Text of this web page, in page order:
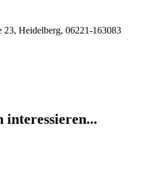
23, Heidelberg, 06221-163083
interessieren...